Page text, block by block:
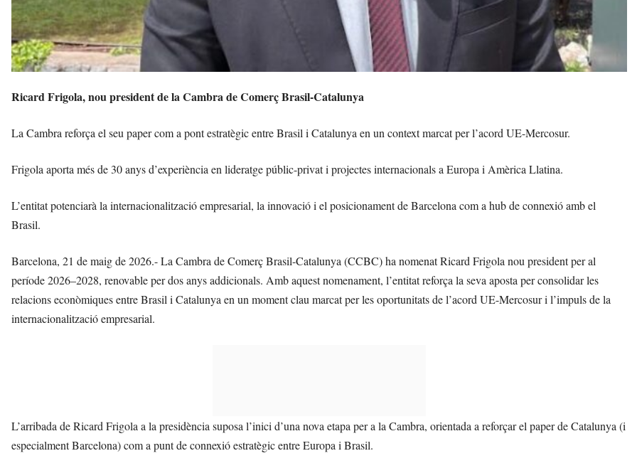
Ricard Frigola, nou president de la Cambra de Comerç Brasil-Catalunya
La Cambra reforça el seu paper com a pont estratègic entre Brasil i Catalunya en un context marcat per l’acord UE-Mercosur.
Frigola aporta més de 30 anys d’experiència en lideratge públic-privat i projectes internacionals a Europa i Amèrica Llatina.
L’entitat potenciarà la internacionalització empresarial, la innovació i el posicionament de Barcelona com a hub de connexió amb el
Brasil.
Barcelona, 21 de maig de 2026.- La Cambra de Comerç Brasil-Catalunya (CCBC) ha nomenat Ricard Frigola nou president per al
període 2026–2028, renovable per dos anys addicionals. Amb aquest nomenament, l’entitat reforça la seva aposta per consolidar les
relacions econòmiques entre Brasil i Catalunya en un moment clau marcat per les oportunitats de l’acord UE-Mercosur i l’impuls de la
internacionalització empresarial.
L’arribada de Ricard Frigola a la presidència suposa l’inici d’una nova etapa per a la Cambra, orientada a reforçar el paper de Catalunya (i
especialment Barcelona) com a punt de connexió estratègic entre Europa i Brasil.